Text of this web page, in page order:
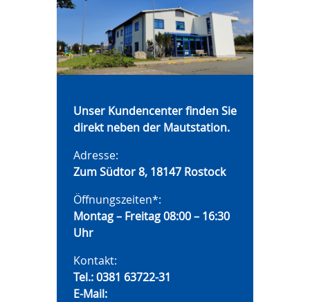
Unser Kundencenter finden Sie
direkt neben der Mautstation.
Adresse:
Zum Südtor 8, 18147 Rostock
Öffnungszeiten*:
Montag – Freitag 08:00 – 16:30
Uhr
Kontakt:
Tel.:0381 63722-31
E-Mail: